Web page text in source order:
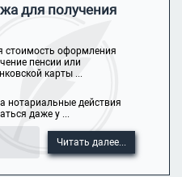
для получения
стоимость оформления
пенсии или
карты ...
нотариальные действия
даже у ...
Читать далее...